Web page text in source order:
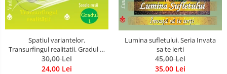
Spatiul variantelor.
Transurfingul realitatii. Gradul 1.
Cum sa ne dezvoltam intuitia si
sa ne alegem soarta
30,00 Lei
24,00 Lei
Lumina sufletului. Seria Invata
sa te ierti
45,00 Lei
35,00 Lei